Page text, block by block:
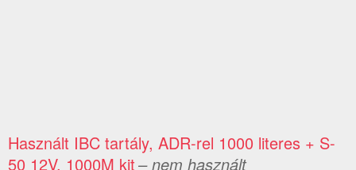
Használt IBC tartály, ADR-rel 1000 literes + S-
50 12V. 1000M kit– nem használt